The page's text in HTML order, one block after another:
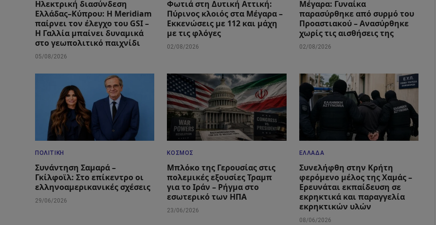
Ηλεκτρική διασύνδεση
Ελλάδας–Κύπρου: Η Meridiam
παίρνει τον έλεγχο του GSI –
Η Γαλλία μπαίνει δυναμικά
στο γεωπολιτικό παιχνίδι
05/08/2026
Φωτιά στη Δυτική Αττική:
Πύρινος κλοιός στα Μέγαρα –
Εκκενώσεις με 112 και μάχη
με τις φλόγες
02/08/2026
Μέγαρα: Γυναίκα
παρασύρθηκε από συρμό του
Προαστιακού – Ανασύρθηκε
χωρίς τις αισθήσεις της
02/08/2026
ΠΟΛΙΤΙΚΉ
Συνάντηση Σαμαρά –
Γκίλφοϊλ: Στο επίκεντρο οι
ελληνοαμερικανικές σχέσεις
29/06/2026
ΚΌΣΜΟΣ
Μπλόκο της Γερουσίας στις
πολεμικές εξουσίες Τραμπ
για το Ιράν – Ρήγμα στο
εσωτερικό των ΗΠΑ
23/06/2026
ΕΛΛΆΔΑ
Συνελήφθη στην Κρήτη
φερόμενο μέλος της Χαμάς –
Ερευνάται εκπαίδευση σε
εκρηκτικά και παραγγελία
εκρηκτικών υλών
08/06/2026